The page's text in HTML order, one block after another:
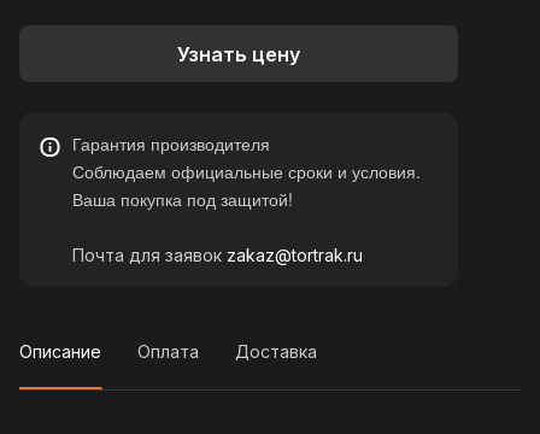
Узнать цену
Гарантия производителя
Соблюдаем официальные сроки и условия.
Ваша покупка под защитой!
Почта для заявок zakaz@tortrak.ru
Описание Оплата Доставка